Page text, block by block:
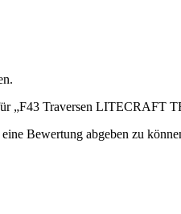
„F43 Traversen LITECRAFT
Bewertung abgeben zu